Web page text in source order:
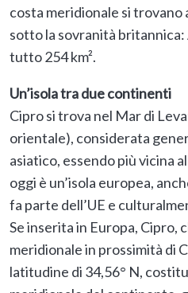
costa meridionale si trovano
sotto la sovranità
tutto 254 km².
Un’isola tra due continenti
Cipro si trova nel Mar di
orientale), considerata
asiatico, essendo più vicina
oggi è un’isola europea,
fa parte dell’UE e
Se inserita in Europa, Cipro,
meridionale in prossimità di
latitudine di 34,56° N,